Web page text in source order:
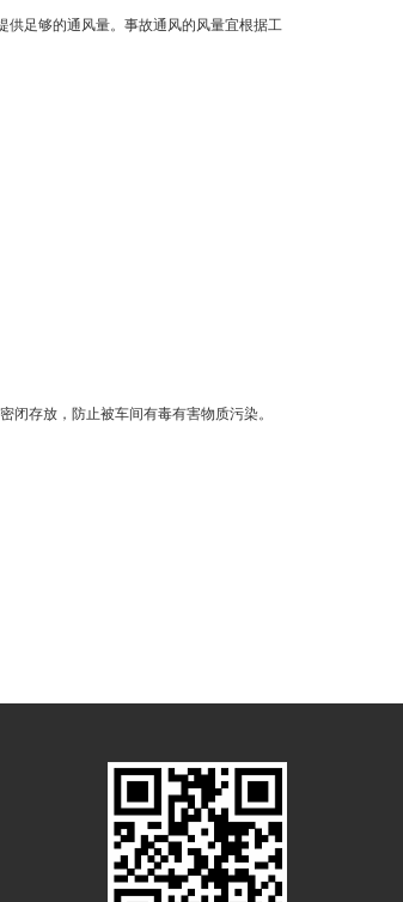
供足够的通风量。事故通风的风量宜根据工
闭存放，防止被车间有毒有害物质污染。